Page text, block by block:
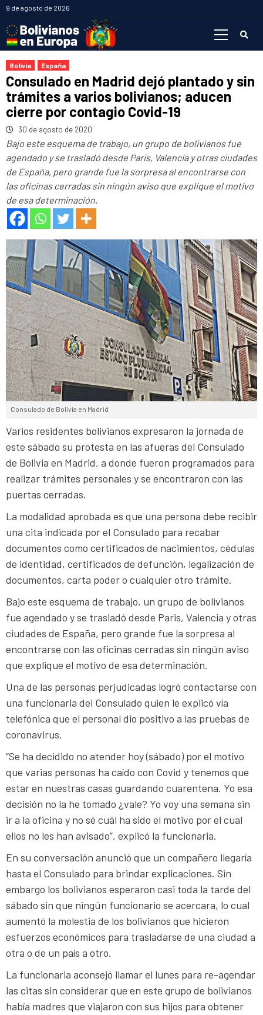
Saltar
contenido
9 de agosto de 2026
Bolivia España
Consulado en Madrid dejó plantado y sin
trámites a varios bolivianos; aducen
cierre por contagio Covid-19
30 de agosto de 2020
Bajo este esquema de trabajo, un grupo de bolivianos fue
agendado y se trasladó desde Paris, Valencia y otras ciudades
de España, pero grande fue la sorpresa al encontrarse con
las oficinas cerradas sin ningún aviso que explique el motivo
de esa determinación.
Consulado de Bolivia en Madrid
Varios residentes bolivianos expresaron la jornada de
este sábado su protesta en las afueras del Consulado
de Bolivia en Madrid, a donde fueron programados para
realizar trámites personales y se encontraron con las
puertas cerradas.
La modalidad aprobada es que una persona debe recibir
una cita indicada por el Consulado para recabar
documentos como certificados de nacimientos, cédulas
de identidad, certificados de defunción, legalización de
documentos, carta poder o cualquier otro trámite.
Bajo este esquema de trabajo, un grupo de bolivianos
fue agendado y se trasladó desde Paris, Valencia y otras
ciudades de España, pero grande fue la sorpresa al
encontrarse con las oficinas cerradas sin ningún aviso
que explique el motivo de esa determinación.
Una de las personas perjudicadas logró contactarse con
una funcionaria del Consulado quien le explicó vía
telefónica que el personal dio positivo a las pruebas de
coronavirus.
“Se ha decidido no atender hoy (sábado) por el motivo
que varias personas ha caído con Covid y tenemos que
estar en nuestras casas guardando cuarentena. Yo esa
decisión no la he tomado ¿vale? Yo voy una semana sin
ir a la oficina y no sé cuál ha sido el motivo por el cual
ellos no les han avisado”, explicó la funcionaria.
En su conversación anunció que un compañero llegaría
hasta el Consulado para brindar explicaciones. Sin
embargo los bolivianos esperaron casi toda la tarde del
sábado sin que ningún funcionario se acercara, lo cual
aumentó la molestia de los bolivianos que hicieron
esfuerzos económicos para trasladarse de una ciudad a
otra o de un país a otro.
La funcionaria aconsejó llamar el lunes para re-agendar
las citas sin considerar que en este grupo de bolivianos
había madres que viajaron con sus hijos para obtener